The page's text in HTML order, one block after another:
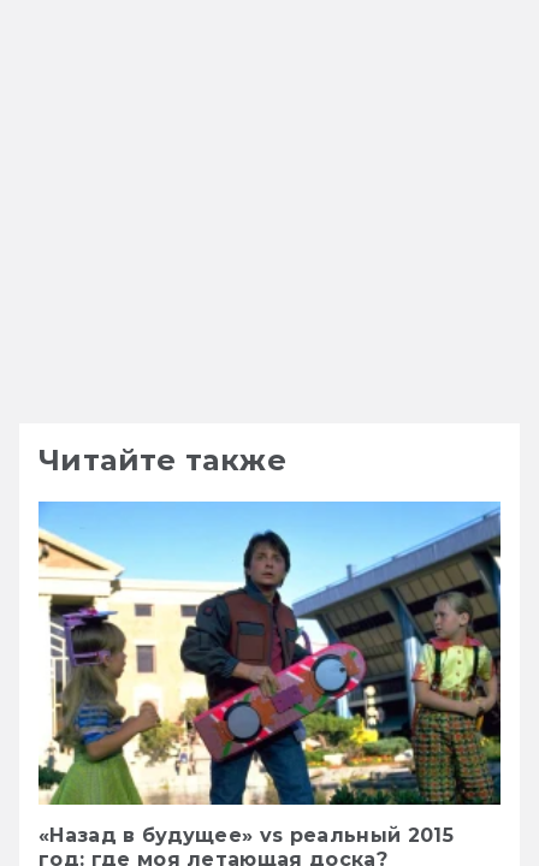
Читайте также
«Назад в будущее» vs реальный 2015
год: где моя летающая доска?